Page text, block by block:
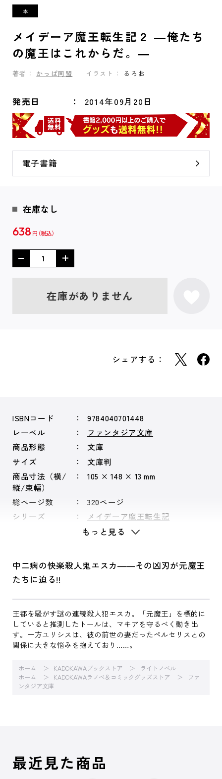
メイデーア魔王転生記２ ―俺たち
の魔王はこれからだ。―
著者： かっぱ同盟 イラスト： るろお
発売日 2014年09月20日
電子書籍
在庫なし
638 円
在庫がありません
シェアする：
ISBNコード
9784040701448
レーベル
ファンタジア文庫
商品形態
文庫
サイズ
文庫判
商品寸法（横/
縦/束幅）
105 × 148 × 13 mm
総ページ数
320ページ
シリーズ
メイデーア魔王転生記
もっと見る
中二病の快楽殺人鬼エスカ――その凶刃が元魔王
たちに迫る!!
王都を騒がす謎の連続殺人犯エスカ。「元魔王」を標的に
していると推測したトールは、マキアを守るべく動き出
す。一方ユリシスは、彼の前世の妻だったペルセリスとの
関係に大きな悩みを抱えており……。
ホーム KADOKAWAブックストア
ライトノベル
ホーム
KADOKAWAラノベ＆コミックグッズストア
ファ
ンタジア文庫
最近見た商品